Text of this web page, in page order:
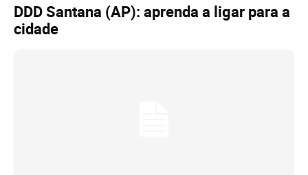
DDD Santana (AP): aprenda a ligar para a
cidade